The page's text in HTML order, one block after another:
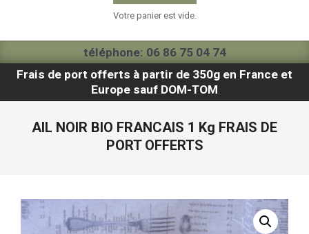
FRANCE
Votre panier est vide.
Navigation
Menu
téléphone: 06 86 75 04 74
Frais de port offerts à partir de 350g en France et
Europe sauf DOM-TOM
AIL NOIR BIO FRANCAIS 1 Kg FRAIS DE
PORT OFFERTS